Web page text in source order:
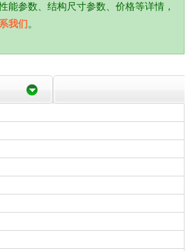
能参数、结构尺寸参数、价格等详情，
我们 。